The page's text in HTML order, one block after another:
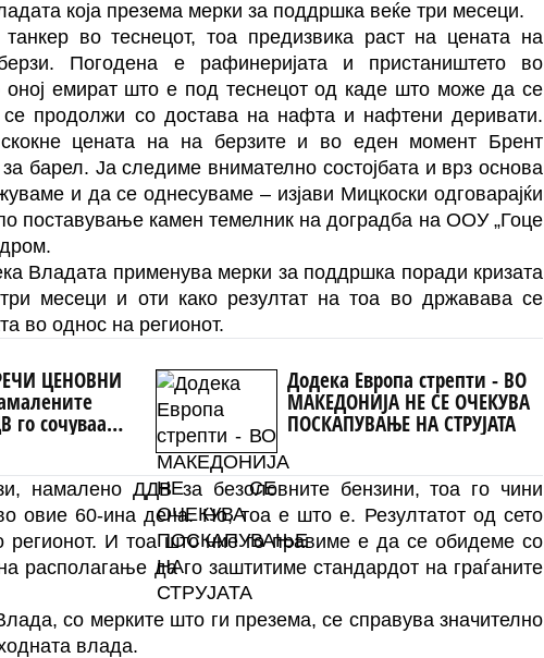
која презема мерки за поддршка веќе три месеци.
во теснецот, тоа предизвика раст на цената на
Погодена е рафинеријата и пристаништето во
оној емират што е под теснецот од каде што може да се
се продолжи со достава на нафта и нафтени деривати.
цената на на берзите и во еден момент Брент
барел. Ја следиме внимателно состојбата и врз основа
и да се однесуваме – изјави Мицкоски одговарајќи
поставување камен темелник на доградба на ООУ „Гоце
Владата применува мерки за поддршка поради кризата
месеци и оти како резултат на тоа во државава се
во однос на регионот.
ЦЕНОВНИ
го сочуваа
граѓаните
Додека Европа стрепти - ВО
МАКЕДОНИЈА НЕ СЕ ОЧЕКУВА
ПОСКАПУВАЊЕ НА СТРУЈАТА
намалено ДДВ за безоловните бензини, тоа го чини
овие 60-ина дена. Но, тоа е што е. Резултатот од сето
регионот. И тоа што ние го правиме е да се обидеме со
располагање да го заштитиме стандардот на граѓаните
со мерките што ги презема, се справува значително
влада.